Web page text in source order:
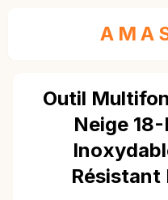
Outil
Neige
Résistant